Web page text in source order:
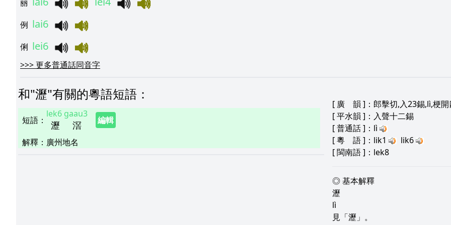
丽
例 lai6
俐 lei6
>>>更多普通話同音字
和"瀝"有關的粵語短語 ：
短語 ： 瀝
lek6
滘
gaau3
編輯
解釋 ： 廣州地名
[ 廣 韻 ]：郎擊切,入23錫,lì,梗
[平水韻 ]：入聲十二錫
[普通話]：lì
[粵 語]：lik1
lik6
[閩南語]：lek8
◎ 基本解釋
瀝
lì
見「瀝」。